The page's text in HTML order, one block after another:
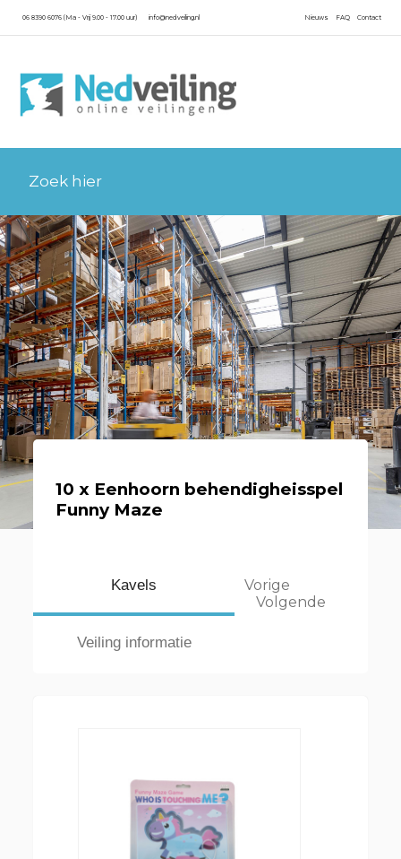
06 8390 6076 (Ma - Vrij 9.00 - 17.00 uur) info@nedveiling.nl Contact
FAQ
Nieuws
10 x Eenhoorn behendigheisspel
Funny Maze
Kavels
Veiling informatie
Vorige
Volgende